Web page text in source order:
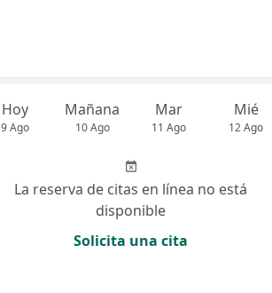
Hoy
9 Ago
Mañana
10 Ago
Mar
11 Ago
Mié
12 Ago
La reserva de citas en línea no está
disponible
Solicita una cita